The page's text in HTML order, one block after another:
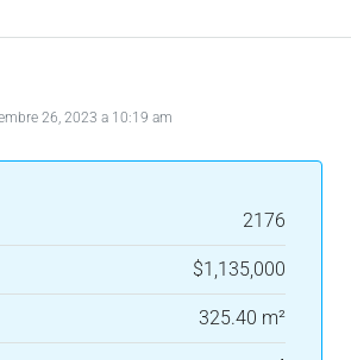
26, 2023 a 10:19 am
2176
$1,135,000
325.40 m²